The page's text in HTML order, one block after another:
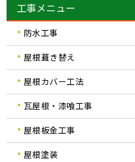
工事メニュー
防水工事
屋根葺き替え
屋根カバー工法
瓦屋根・漆喰工事
屋根板金工事
屋根塗装